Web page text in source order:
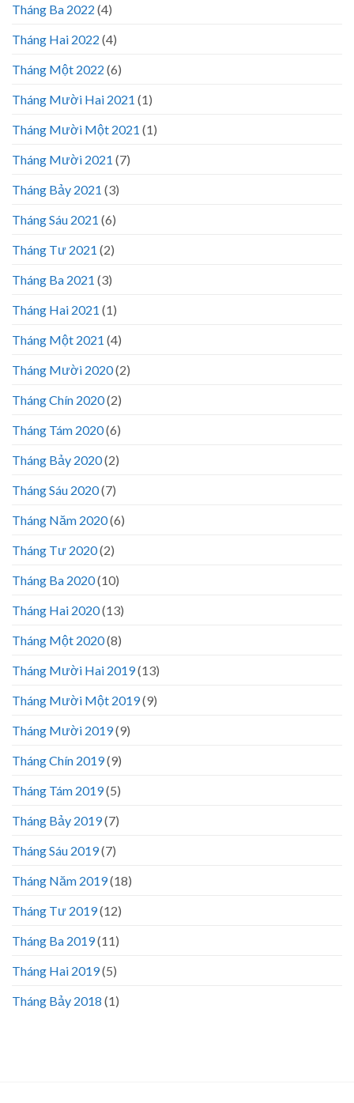
Tháng Ba 2022 (4)
Tháng Hai 2022 (4)
Tháng Một 2022 (6)
Tháng Mười Hai 2021 (1)
Tháng Mười Một 2021 (1)
Tháng Mười 2021 (7)
Tháng Bảy 2021 (3)
Tháng Sáu 2021 (6)
Tháng Tư 2021 (2)
Tháng Ba 2021 (3)
Tháng Hai 2021 (1)
Tháng Một 2021 (4)
Tháng Mười 2020(2)
Tháng Chín 2020(2)
Tháng Tám 2020(6)
Tháng Bảy 2020(2)
Tháng Sáu 2020(7)
Tháng Năm 2020(6)
Tháng Tư 2020(2)
Tháng Ba 2020(10)
Tháng Hai 2020(13)
Tháng Một 2020(8)
Tháng Mười Hai 2019(13)
Tháng Mười Một 2019(9)
Tháng Mười 2019(9)
Tháng Chín 2019(9)
Tháng Tám 2019(5)
Tháng Bảy 2019(7)
Tháng Sáu 2019(7)
Tháng Năm 2019(18)
Tháng Tư 2019(12)
Tháng Ba 2019(11)
Tháng Hai 2019(5)
Tháng Bảy 2018 (1)